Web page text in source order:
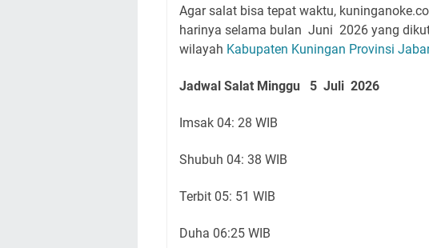
Agar salat bisa tepat waktu,
harinya selama bulan Juni 2026 yang
wilayah Kabupaten Kuningan Provinsi Jabar
Jadwal Salat Minggu 5 Juli 2026
Imsak 04: 28 WIB
Shubuh 04: 38 WIB
Terbit 05: 51 WIB
Duha 06:25 WIB